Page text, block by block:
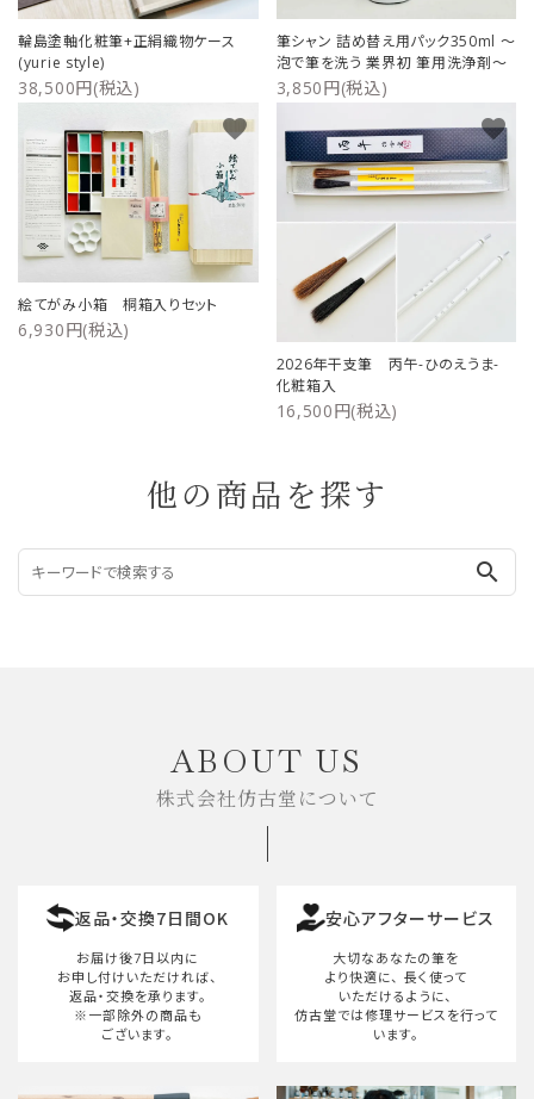
輪島塗軸化粧筆+正絹織物ケース
(yurie style)
38,500円(税込)
筆シャン 詰め替え用パック350ml ～
泡で筆を洗う 業界初 筆用洗浄剤～
3,850円(税込)
絵てがみ小箱 桐箱入りセット
6,930円(税込)
favorite
2026年干支筆 丙午-ひのえうま-
化粧箱入
16,500円(税込)
favorite
他の商品を探す
search
ABOUT US
株式会社仿古堂について
返品・交換7日間OK
お届け後7日以内に
お申し付けいただければ、
返品・交換を承ります。
※一部除外の商品も
ございます。
安心アフターサービス
大切なあなたの筆を
より快適に、 長く使って
いただけるように、
仿古堂では修理サービスを行って
います。